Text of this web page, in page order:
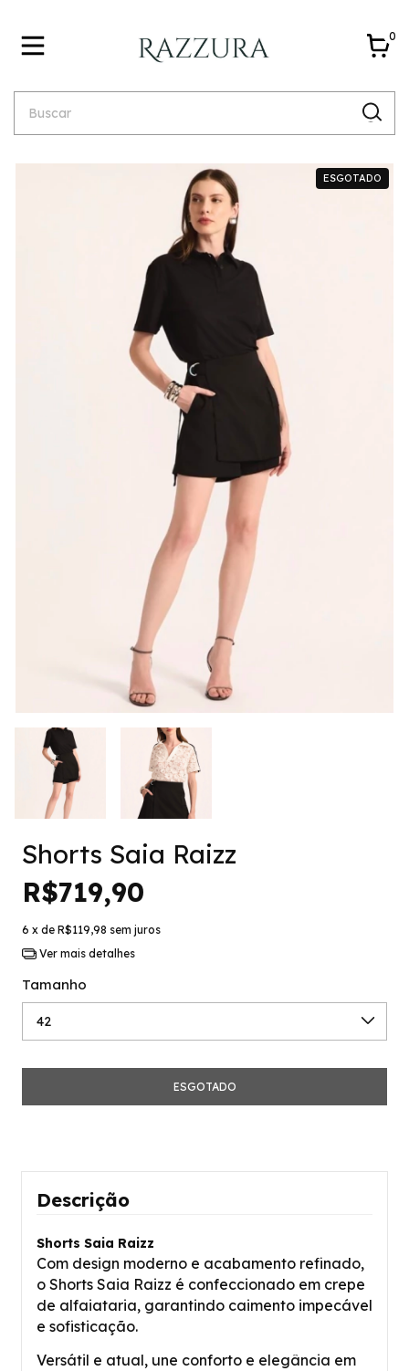
0
ESGOTADO
Shorts Saia Raizz
R$719,90
6 x de R$119,98 sem juros
Ver mais detalhes
Tamanho
Descrição
Shorts Saia Raizz
Com design moderno e acabamento refinado,
o Shorts Saia Raizz é confeccionado em crepe
de alfaiataria, garantindo caimento impecável
e sofisticação.
Versátil e atual, une conforto e elegância em